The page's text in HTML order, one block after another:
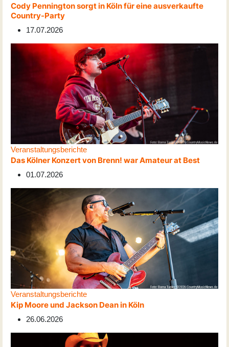
Cody Pennington sorgt in Köln für eine ausverkaufte
Country-Party
17.07.2026
Veranstaltungsberichte
Das Kölner Konzert von Brenn! war Amateur at Best
01.07.2026
Veranstaltungsberichte
Kip Moore und Jackson Dean in Köln
26.06.2026